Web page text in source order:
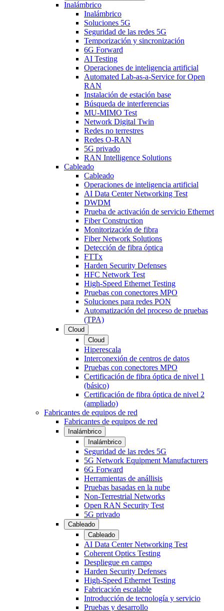
Inalámbrico
Inalámbrico
Soluciones 5G
Seguridad de las redes 5G
Temporización y sincronización
6G Forward
AI Testing
Operaciones de inteligencia artificial
Automated Lab-as-a-Service for Open
RAN
Instalación de estación base
Búsqueda de interferencias
MU-MIMO Test
Network Digital Twin
Redes no terrestres
Redes O-RAN
5G privado
RAN Intelligence Solutions
Cableado
Cableado
Operaciones de inteligencia artificial
AI Data Center Networking Test
DWDM
Prueba de activación de servicio Ethernet
Fiber Construction
Monitorización de fibra
Fiber Network Solutions
Detección de fibra óptica
FTTx
Harden Security Defenses
HFC Network Test
High-Speed Ethernet Testing
Pruebas con conectores MPO
Soluciones para redes PON
Automatización del proceso de pruebas
(TPA)
Cloud
Cloud
Hiperescala
Interconexión de centros de datos
Pruebas con conectores MPO
Certificación de fibra óptica de nivel 1
(básico)
Certificación de fibra óptica de nivel 2
(ampliado)
Fabricantes de equipos de red
Fabricantes de equipos de red
Inalámbrico
Inalámbrico
Seguridad de las redes 5G
5G Network Equipment Manufacturers
6G Forward
Herramientas de anállisis
Pruebas basadas en la nube
Non-Terrestrial Networks
Open RAN Security Test
5G privado
Cableado
Cableado
AI Data Center Networking Test
Coherent Optics Testing
Despliegue en campo
Harden Security Defenses
High-Speed Ethernet Testing
Fabricación escalable
Introducción de tecnología y servicio
Pruebas y desarrollo